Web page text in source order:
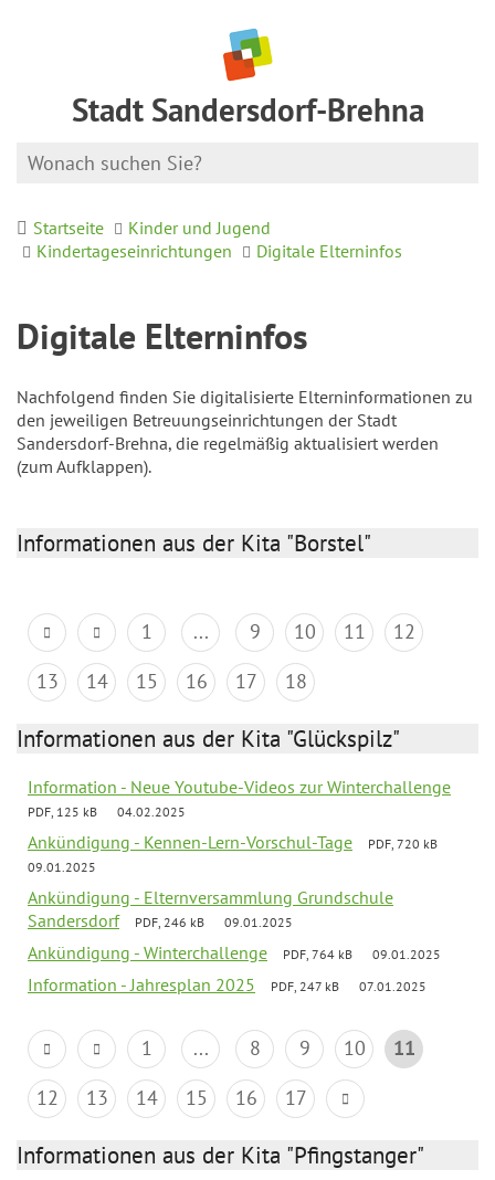
Stadt Sandersdorf-Brehna
Startseite
Kinder und Jugend
Kindertageseinrichtungen
Digitale Elterninfos
Digitale Elterninfos
Nachfolgend finden Sie digitalisierte Elterninformationen zu
den jeweiligen Betreuungseinrichtungen der Stadt
Sandersdorf-Brehna, die regelmäßig aktualisiert werden
(zum Aufklappen).
Informationen aus der Kita "Borstel"
1 ... 9 10 11
12
13
14 15 16 17 18
Informationen aus der Kita "Glückspilz"
Information - Neue Youtube-Videos zur Winterchallenge
PDF, 125 kB 04.02.2025
Ankündigung - Kennen-Lern-Vorschul-Tage
PDF, 720 kB
09.01.2025
Ankündigung - Elternversammlung Grundschule
Sandersdorf
PDF, 246 kB 09.01.2025
Ankündigung - Winterchallenge PDF, 764 kB 09.01.2025
Information - Jahresplan 2025 PDF, 247 kB 07.01.2025
1 ... 8 9 10
11
12
13 14 15 16 17
Informationen aus der Kita "Pfingstanger"